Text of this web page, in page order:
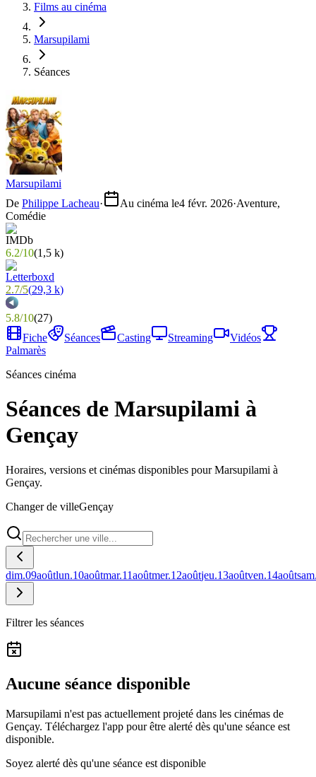
Films au cinéma
Marsupilami
Séances
Marsupilami
De Philippe Lacheau· Au cinéma le4 févr. 2026·Aventure,
Comédie
6.2/10(1,5 k)
2.7/5(29,3 k)
5.8/10(27)
Fiche
Séances Casting Streaming
Vidéos
Palmarès
Séances cinéma
Séances de Marsupilami à
Gençay
Horaires, versions et cinémas disponibles pour Marsupilami à
Gençay.
Changer de villeGençay
dim.09aoûtlun.10aoûtmar.11aoûtmer.12aoûtjeu.13aoûtven.14août
Filtrer les séances
Aucune séance disponible
Marsupilami n'est pas actuellement projeté dans les cinémas de
Gençay. Téléchargez l'app pour être alerté dès qu'une séance est
disponible.
Soyez alerté dès qu'une séance est disponible